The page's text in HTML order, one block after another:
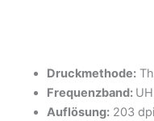
Druckmethode:
Frequenzband:
Auflösung: 203